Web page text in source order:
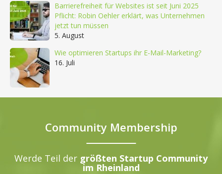
Barrierefreiheit für Websites ist seit Juni 2025
Pflicht: Robin Oehler erklärt, was Unternehmen
jetzt tun müssen
5. August
Wie optimieren Startups ihr E-Mail-Marketing?
16. Juli
Community Membership
Werde Teil der größten Startup Community
im Rheinland